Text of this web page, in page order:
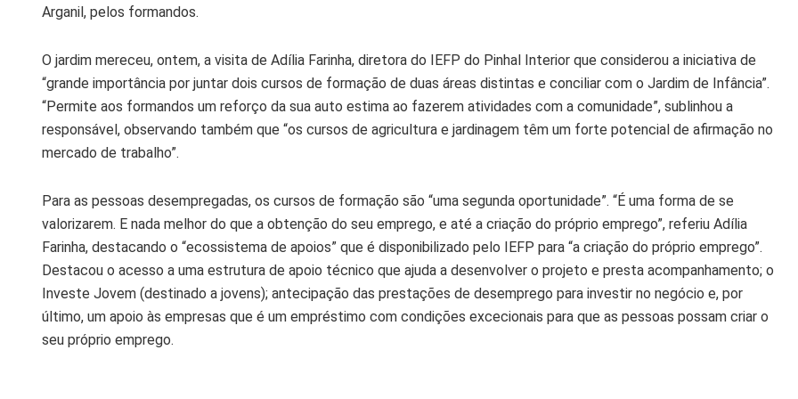
Arganil, pelos formandos.
O jardim mereceu, ontem, a visita de Adília Farinha, diretora do IEFP do Pinhal Interior que considerou a iniciativa de
“grande importância por juntar dois cursos de formação de duas áreas distintas e conciliar com o Jardim de Infância”.
“Permite aos formandos um reforço da sua auto estima ao fazerem atividades com a comunidade”, sublinhou a
responsável, observando também que “os cursos de agricultura e jardinagem têm um forte potencial de afirmação no
mercado de trabalho”.
Para as pessoas desempregadas, os cursos de formação são “uma segunda oportunidade”. “É uma forma de se
valorizarem. E nada melhor do que a obtenção do seu emprego, e até a criação do próprio emprego”, referiu Adília
Farinha, destacando o “ecossistema de apoios” que é disponibilizado pelo IEFP para “a criação do próprio emprego”.
Destacou o acesso a uma estrutura de apoio técnico que ajuda a desenvolver o projeto e presta acompanhamento; o
Investe Jovem (destinado a jovens); antecipação das prestações de desemprego para investir no negócio e, por
último, um apoio às empresas que é um empréstimo com condições excecionais para que as pessoas possam criar o
seu próprio emprego.